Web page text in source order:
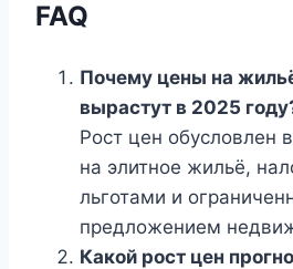
FAQ
Почему цены на
вырастут в 2025
Рост цен обусловлен
на элитное жильё,
льготами и
предложением
Какой рост цен